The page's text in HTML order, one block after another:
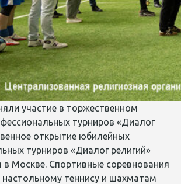
участие в торжественном
турниров «Диалог
открытие юбилейных
турниров «Диалог религий»
Москве. Спортивные соревнования
теннису и шахматам